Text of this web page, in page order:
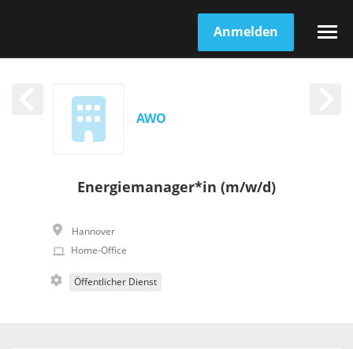
Anmelden
AWO
Energiemanager*in (m/w/d)
Hannover
Home-Office
Öffentlicher Dienst